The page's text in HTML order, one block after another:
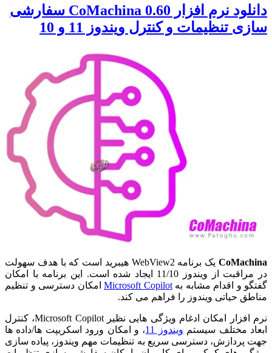
دانلود نرم افزار CoMachina 0.60 سفارشی
سازی تنظیمات و کنترل ویندوز 11 و 10
CoMachina
یک برنامه WebView2 هیبرید است که با هدف سهولت
در مراقبت از ویندوز 11/10 ایجاد شده است. این برنامه با امکان
گفتگو و اقدام مشابه بهMicrosoft Copilot امکان دسترسی و تنظیم
مناطق حیاتی ویندوز را فراهم می کند.
نرم افزار امکان ادغام ویژگی هایی نظیر Microsoft Copilot، کنترل
ابعاد مختلف سیستم ویندوز 11
، و امکان ورود اسکریپت ها/داده ها
جهت پردازش، دسترسی سریع به تنظیمات مهم ویندوز، پیاده سازی